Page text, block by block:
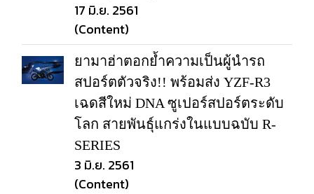
17 มิ.ย. 2561
(Content)
ยามาฮ่าตอกย้ำความเป็นผู้นำรถ
สปอร์ตตัวจริง!! พร้อมส่ง YZF-R3
เฉดสีใหม่ DNA ซูเปอร์สปอร์ตระดับ
โลก สายพันธุ์แกร่งในแบบฉบับ R-
SERIES
3 มิ.ย. 2561
(Content)